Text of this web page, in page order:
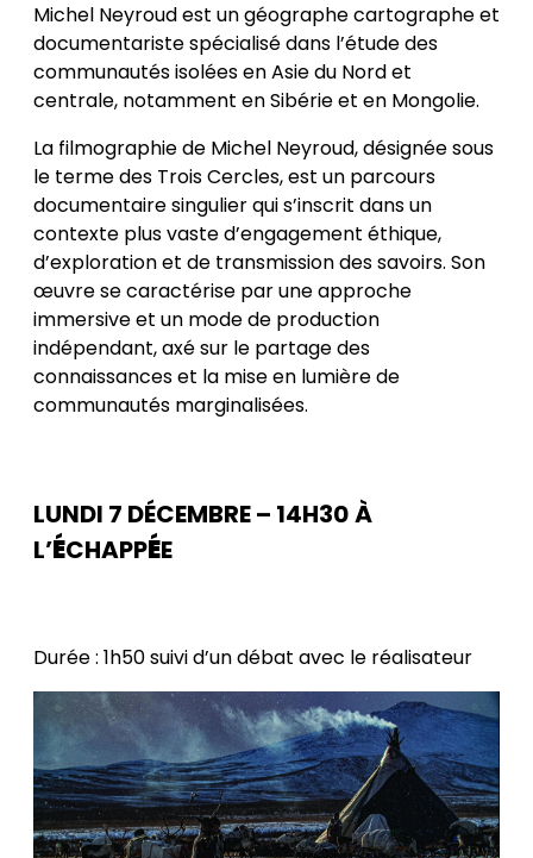
Michel Neyroud est un géographe cartographe et
documentariste spécialisé dans l’étude des
communautés isolées en Asie du Nord et
centrale, notamment en Sibérie et en Mongolie.
La filmographie de Michel Neyroud, désignée sous
le terme des Trois Cercles, est un parcours
documentaire singulier qui s’inscrit dans un
contexte plus vaste d’engagement éthique,
d’exploration et de transmission des savoirs. Son
œuvre se caractérise par une approche
immersive et un mode de production
indépendant, axé sur le partage des
connaissances et la mise en lumière de
communautés marginalisées.
LUNDI 7 DÉCEMBRE – 14H30À
L’ÉCHAPPÉE
Durée : 1h50 suivi d’un débat avec le réalisateur